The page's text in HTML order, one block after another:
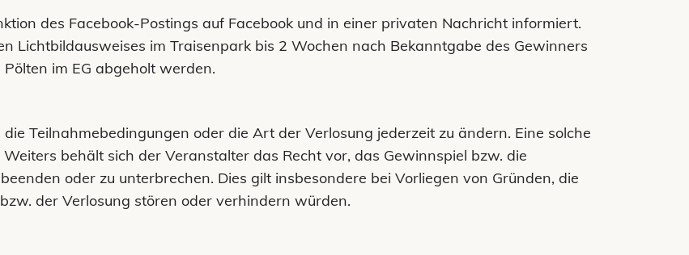
des Facebook-Postings auf Facebook und in einer privaten Nachricht informiert.
Lichtbildausweises im Traisenpark bis 2 Wochen nach Bekanntgabe des Gewinners
im EG abgeholt werden.
Teilnahmebedingungen oder die Art der Verlosung jederzeit zu ändern. Eine solche
behält sich der Veranstalter das Recht vor, das Gewinnspiel bzw. die
oder zu unterbrechen. Dies gilt insbesondere bei Vorliegen von Gründen, die
der Verlosung stören oder verhindern würden.